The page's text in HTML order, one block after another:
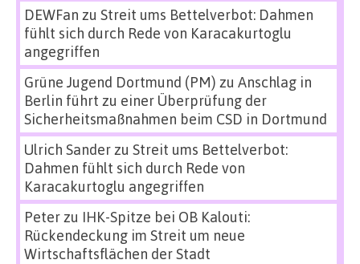
DEWFan zu Streit ums Bettelverbot: Dahmen
fühlt sich durch Rede von Karacakurtoglu
angegriffen
Grüne Jugend Dortmund (PM) zu Anschlag in
Berlin führt zu einer Überprüfung der
Sicherheitsmaßnahmen beim CSD in Dortmund
Ulrich Sanderzu Streit ums Bettelverbot:
Dahmen fühlt sich durch Rede von
Karacakurtoglu angegriffen
Peterzu IHK-Spitze bei OB Kalouti:
Rückendeckung im Streit um neue
Wirtschaftsflächen der Stadt